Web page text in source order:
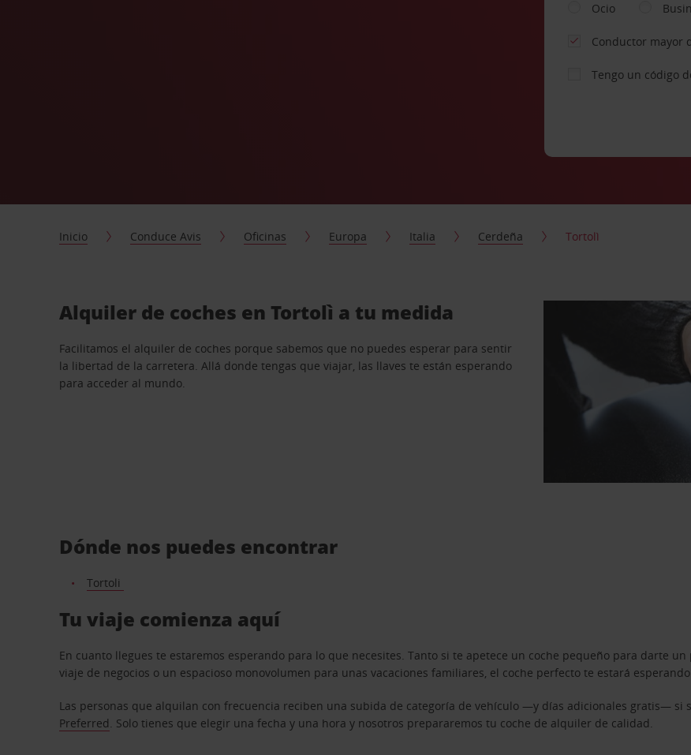
Ocio
Conductor mayor
Tengo un código
Inicio Conduce Avis Oficinas Europa Italia Cerdeña Tortolì
Alquiler de coches en Tortolì a tu medida
Facilitamos el alquiler de coches porque sabemos que no puedes esperar para sentir
la libertad de la carretera. Allá donde tengas que viajar, las llaves te están esperando
para acceder al mundo.
Dónde nos puedes encontrar
Tortoli
Tu viaje comienza aquí
En cuanto llegues te estaremos esperando para lo que necesites. Tanto si te apetece un coche pequeño para darte
viaje de negocios o un espacioso monovolumen para unas vacaciones familiares, el coche perfecto te estará esperando.
Las personas que alquilan con frecuencia reciben una subida de categoría de vehículo —y días adicionales gratis—
Preferred. Solo tienes que elegir una fecha y una hora y nosotros prepararemos tu coche de alquiler de calidad.